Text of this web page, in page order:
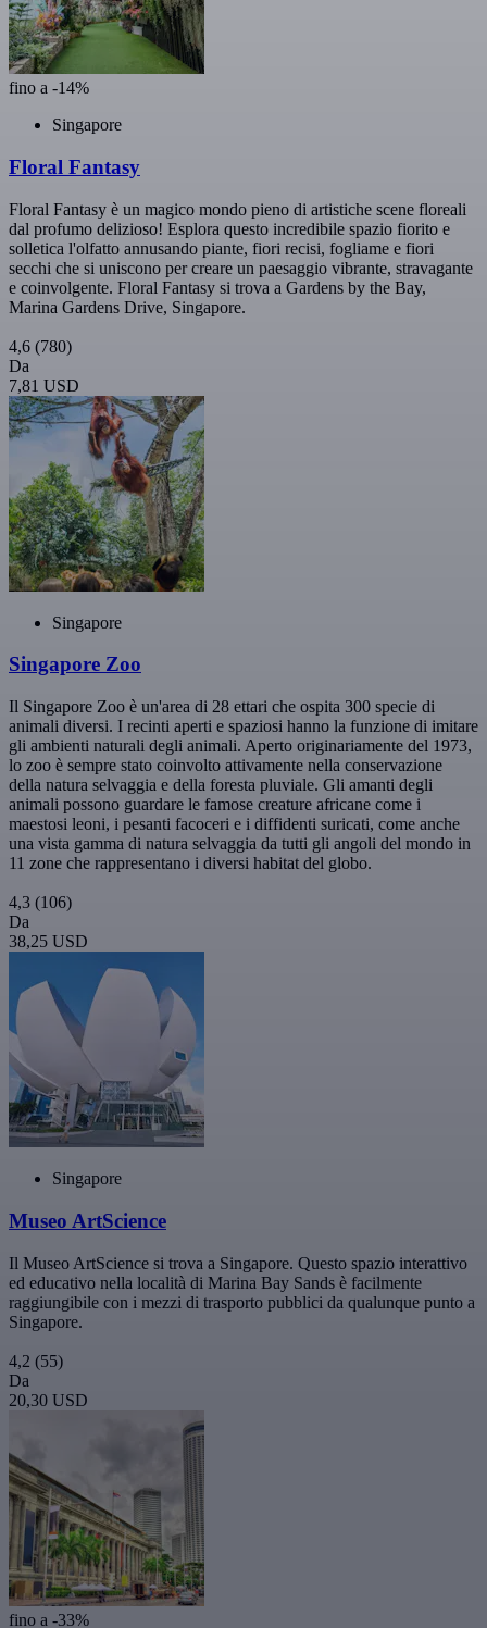
fino a -14%
Singapore
Floral Fantasy
Floral Fantasy è un magico mondo pieno di artistiche scene floreali
dal profumo delizioso! Esplora questo incredibile spazio fiorito e
solletica l'olfatto annusando piante, fiori recisi, fogliame e fiori
secchi che si uniscono per creare un paesaggio vibrante, stravagante
e coinvolgente. Floral Fantasy si trova a Gardens by the Bay,
Marina Gardens Drive, Singapore.
4,6 (780)
Da
7,81 USD
Singapore
Singapore Zoo
Il Singapore Zoo è un'area di 28 ettari che ospita 300 specie di
animali diversi. I recinti aperti e spaziosi hanno la funzione di imitare
gli ambienti naturali degli animali. Aperto originariamente del 1973,
lo zoo è sempre stato coinvolto attivamente nella conservazione
della natura selvaggia e della foresta pluviale. Gli amanti degli
animali possono guardare le famose creature africane come i
maestosi leoni, i pesanti facoceri e i diffidenti suricati, come anche
una vista gamma di natura selvaggia da tutti gli angoli del mondo in
11 zone che rappresentano i diversi habitat del globo.
4,3 (106)
Da
38,25 USD
Singapore
Museo ArtScience
Il Museo ArtScience si trova a Singapore. Questo spazio interattivo
ed educativo nella località di Marina Bay Sands è facilmente
raggiungibile con i mezzi di trasporto pubblici da qualunque punto a
Singapore.
4,2 (55)
Da
20,30 USD
fino a -33%